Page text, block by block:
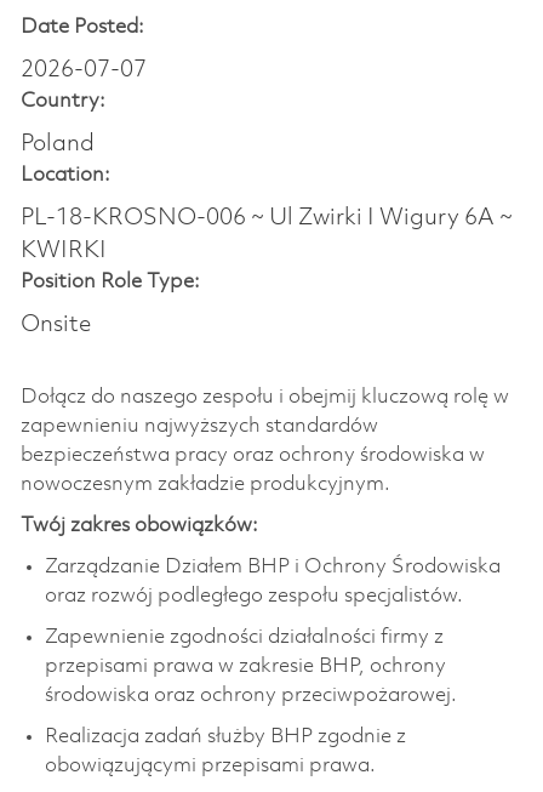
Date Posted:
2026-07-07
Country:
Poland
Location:
PL-18-KROSNO-006 ~ Ul Zwirki I Wigury 6A ~
KWIRKI
Position Role Type:
Onsite
Dołącz do naszego zespołu i obejmij kluczową rolę w
zapewnieniu najwyższych standardów
bezpieczeństwa pracy oraz ochrony środowiska w
nowoczesnym zakładzie produkcyjnym.
Twój zakres obowiązków:
Zarządzanie Działem BHP i Ochrony Środowiska
oraz rozwój podległego zespołu specjalistów.
Zapewnienie zgodności działalności firmy z
przepisami prawa w zakresie BHP, ochrony
środowiska oraz ochrony przeciwpożarowej.
Realizacja zadań służby BHP zgodnie z
obowiązującymi przepisami prawa.